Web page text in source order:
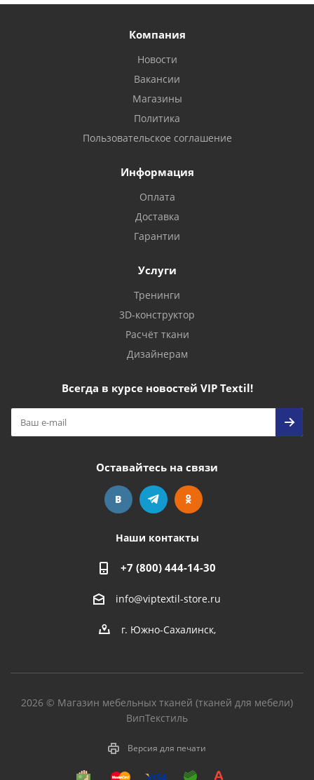
Компания
Новости
Вакансии
Магазины
Политика
Пользовательское соглашение
Информация
Оплата
Доставка
Гарантии
Услуги
Тренинги
3D-конструктор
Расчёт ткани
Дизайнерам
Всегда в курсе новостей VIP Textil!
Оставайтесь на связи
Наши контакты
+7 (800) 444-14-30
info@viptextil-store.ru
г. Южно-Сахалинск,
2026 © Магазин мебельных тканей (тканей для мебели)
ВипТекстиль
Версия для печати